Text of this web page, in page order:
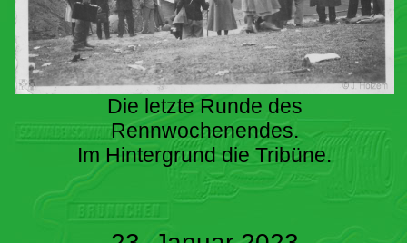
Die letzte Runde des
Rennwochenendes.
Im Hintergrund die Tribüne.